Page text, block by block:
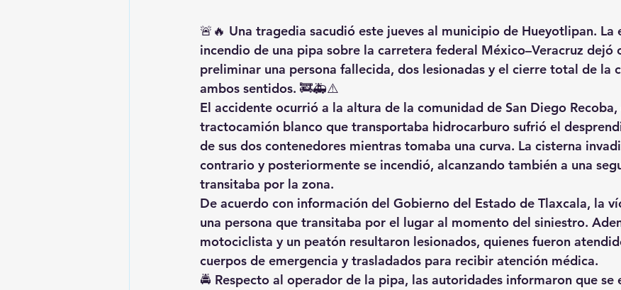
🚨🔥 Una tragedia sacudió este jueves al municipio de Hueyotlipan. La
incendio de una pipa sobre la carretera federal México–Veracruz dejó
preliminar una persona fallecida, dos lesionadas y el cierre total de la
ambos sentidos. 🚒🚑⚠️
El accidente ocurrió a la altura de la comunidad de San Diego Recoba,
tractocamión blanco que transportaba hidrocarburo sufrió el
de sus dos contenedores mientras tomaba una curva. La cisterna
contrario y posteriormente se incendió, alcanzando también a una
transitaba por la zona.
De acuerdo con información del Gobierno del Estado de Tlaxcala, la
una persona que transitaba por el lugar al momento del siniestro.
motociclista y un peatón resultaron lesionados, quienes fueron
cuerpos de emergencia y trasladados para recibir atención médica.
🚔 Respecto al operador de la pipa, las autoridades informaron que se